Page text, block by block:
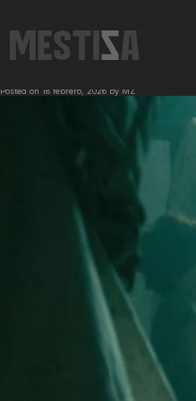
Posted on 18 febrero, 2026 by MZ